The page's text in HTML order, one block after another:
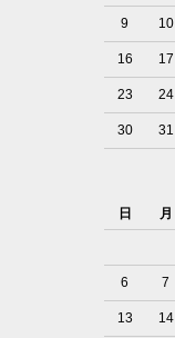
9 10
16 17
23 24
30 31
日
月
6 7
13 14